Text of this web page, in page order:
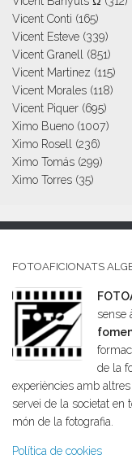
Vicent Conti (165)
Vicent Esteve (339)
Vicent Granell (851)
Vicent Martinez (115)
Vicent Morales (118)
Vicent Piquer (695)
Ximo Bueno (1007)
Ximo Rosell (236)
Ximo Tomás (299)
Ximo Torres (35)
FOTOAFICIONATS
sense
de la
experiències amb
servei de la societat en
món de la fotografia.
Política de cookies